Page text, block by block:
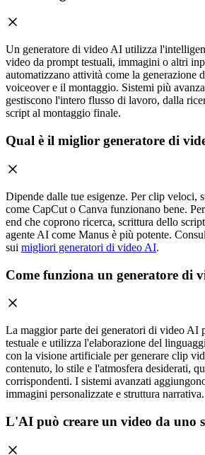
Un generatore di video AI utilizza
video da prompt testuali, immagini o altri
automatizzano attività come la generazione
voiceover e il montaggio. Sistemi più
gestiscono l'intero flusso di lavoro, dalla
script al montaggio finale.
Qual è il miglior generatore di
Dipende dalle tue esigenze. Per clip veloci,
come CapCut o Canva funzionano bene.
end che coprono ricerca, scrittura dello
agente AI come Manus è più potente.
sui migliori generatori di video AI.
Come funziona un generatore di
La maggior parte dei generatori di video AI
testuale e utilizza l'elaborazione del
con la visione artificiale per generare clip
contenuto, lo stile e l'atmosfera desiderati,
corrispondenti. I sistemi avanzati
immagini personalizzate e struttura narrativa.
L'AI può creare un video da uno